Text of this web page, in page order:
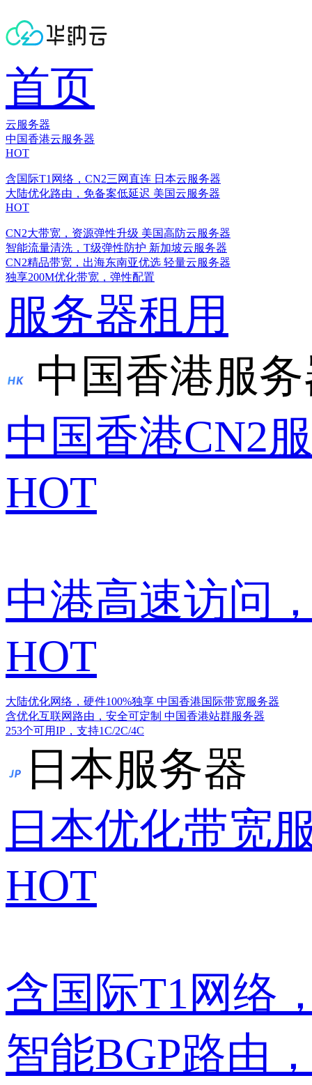
首页
云服务器
中国香港云服务器
HOT
含国际T1网络，CN2三网直连 日本云服务器
大陆优化路由，免备案低延迟 美国云服务器
HOT
CN2大带宽，资源弹性升级 美国高防云服务器
智能流量清洗，T级弹性防护 新加坡云服务器
CN2精品带宽，出海东南亚优选 轻量云服务器
独享200M优化带宽，弹性配置
服务器租用
中国香港服
中国香港CN2
HOT
中港高速访问
HOT
大陆优化网络，硬件100%独享 中国香港国际带宽服务器
含优化互联网路由，安全可定制 中国香港站群服务器
253个可用IP，支持1C/2C/4C
日本服务器
日本优化带宽
HOT
含国际T1网络
智能BGP路由